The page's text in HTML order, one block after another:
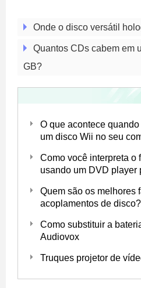
Onde o disco versátil
Quantos CDs cabem em
GB?
O que acontece
um disco Wii no seu
Como você interpreta o
usando um DVD player
Quem são os melhores
acoplamentos de disco?
Como substituir a
Audiovox
Truques projetor de